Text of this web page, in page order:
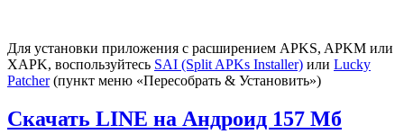
Для установки приложения с расширением APKS, APKM или
XAPK, воспользуйтесь SAI (Split APKs Installer) или Lucky
Patcher(пункт меню «Пересобрать & Установить»)
Скачать LINE на Андроид 157 Мб